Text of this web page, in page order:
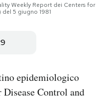
Weekly Report dei Centers for
5 giugno 1981
epidemiologico
Control and